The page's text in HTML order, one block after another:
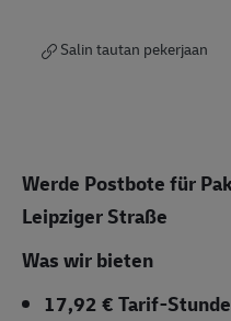
Salin tautan pekerjaan
Werde Postbote für
Leipziger Straße
Was wir bieten
17,92 € Tarif-